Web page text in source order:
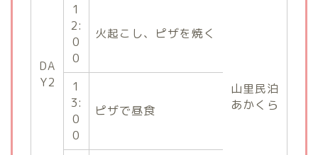
DA
Y2
山里民泊
あかくら
1
2:
0
0
火起こし、ピザを焼く
1
3:
0
0
ピザで昼食